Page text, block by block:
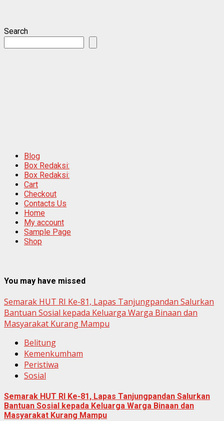
Search
Blog
Box Redaksi:
Box Redaksi:
Cart
Checkout
Contacts Us
Home
My account
Sample Page
Shop
You may have missed
Semarak HUT RI Ke-81, Lapas Tanjungpandan Salurkan
Bantuan Sosial kepada Keluarga Warga Binaan dan
Masyarakat Kurang Mampu
Belitung
Kemenkumham
Peristiwa
Sosial
Semarak HUT RI Ke-81, Lapas Tanjungpandan Salurkan
Bantuan Sosial kepada Keluarga Warga Binaan dan
Masyarakat Kurang Mampu